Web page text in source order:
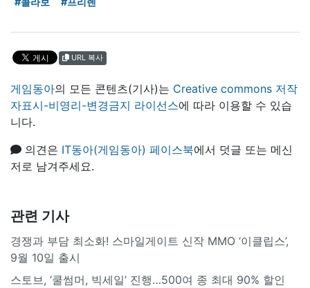
URL 복사
게임동아의 모든 콘텐츠(기사)는 Creative commons 저작
자표시-비영리-변경금지 라이선스에 따라 이용할 수 있습
니다.
의견은 IT동아(게임동아) 페이스북에서 덧글 또는 메신
저로 남겨주세요.
관련 기사
경쟁과 부담 최소화! 스마일게이트 신작 MMO ‘이클립스’,
9월 10일 출시
스토브, ‘쿨썸머, 빅세일’ 진행…500여 종 최대 90% 할인